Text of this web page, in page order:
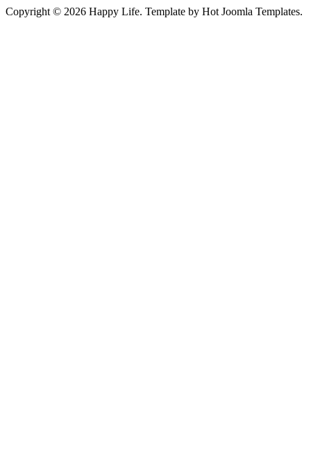
Copyright © 2026 Happy Life. Template by Hot Joomla Templates.